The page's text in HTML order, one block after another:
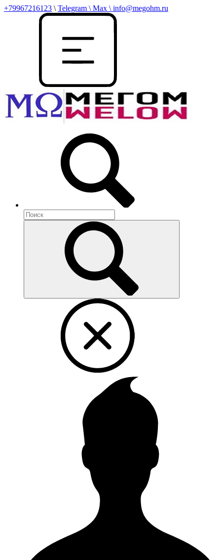
+79967216123 \ Telegram \ Max \ info@megohm.ru